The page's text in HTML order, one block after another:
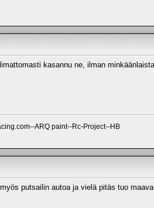
kasannu ne, ilman
ARQ paint--Rc-Project--HB
putsailin autoa ja vielä pitäs tuo